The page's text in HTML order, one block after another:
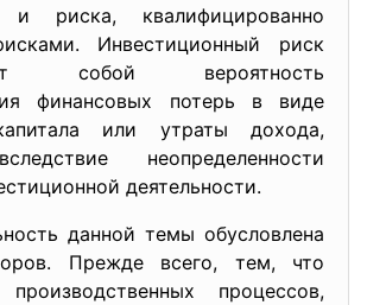
и риска, квалифицированно
Инвестиционный риск
собой вероятность
финансовых потерь в виде
или утраты дохода,
неопределенности
деятельности.
данной темы обусловлена
Прежде всего, тем, что
процессов,